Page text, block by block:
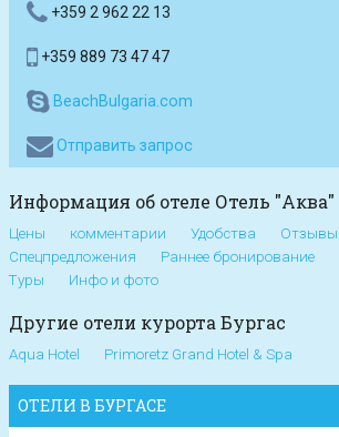
+359 2 962 22 13
+359 889 73 47 47
BeachBulgaria.com
Отправить запрос
Информация об отеле Отель "Аква"
Цены комментарии Удобства
Отзывы
Спецпредложения
Раннее бронирование
Туры
Инфо и фото
Другие отели курорта Бургас
Aqua Hotel Primoretz Grand Hotel & Spa
ОТЕЛИ В БУРГАСЕ